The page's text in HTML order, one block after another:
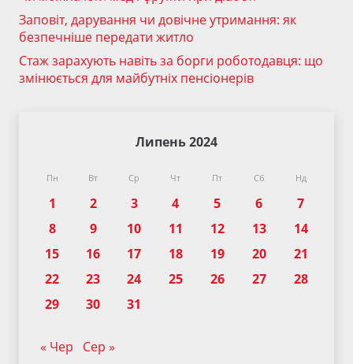
Заповіт, дарування чи довічне утримання: як
безпечніше передати житло
Стаж зарахують навіть за борги роботодавця: що
змінюється для майбутніх пенсіонерів
Липень 2024
Пн Вт Ср Чт Пт Сб Нд
1 2 3 4 5 6
7
8
9 10 11 12 13
14
15
16 17 18 19 20
21
22
23 24 25 26 27
28
29
30 31
« Чер Сер »